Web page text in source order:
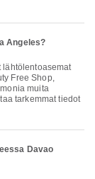
Angeles?
lähtölentoasemat
Free Shop,
muita
tarkemmat tiedot
Davao